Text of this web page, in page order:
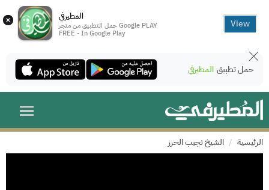
× المطيرفي
حمل التطبيق من متجر Google PLAY
FREE - In Google Play
View
حمل تطبيق المطيرفي
الرئيسية الشيخ نجيب الحرز